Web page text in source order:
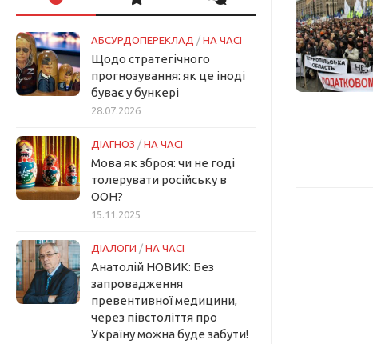
АБСУРДОПЕРЕКЛАД / НА ЧАСІ
Щодо стратегічного
прогнозування: як це іноді
буває у бункері
28.07.2026
ДІАГНОЗ / НА ЧАСІ
Мова як зброя: чи не годі
толерувати російську в
ООН?
15.11.2025
ДІАЛОГИ / НА ЧАСІ
Анатолій НОВИК: Без
запровадження
превентивної медицини,
через півстоліття про
Україну можна буде забути!